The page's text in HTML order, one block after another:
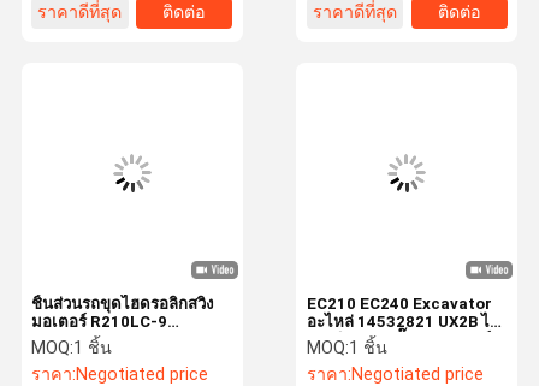
ราคาดีที่สุด
ติดต่อ
ราคาดีที่สุด
ติดต่อ
EC210 EC240 Excavator
อะไหล่ 14532821 UX2B ไฮ
ดรอลิกจอยสติ๊กควบคุมวาล์ว
MOQ:1 ชิ้น
ราคา:Negotiated price
ชิ้นส่วนรถขุดไฮดรอลิกสวิง
มอเตอร์ R210LC-9
R210NLC-9 R210W-9
31Q6-1013
MOQ:1 ชิ้น
ราคา:Negotiated price